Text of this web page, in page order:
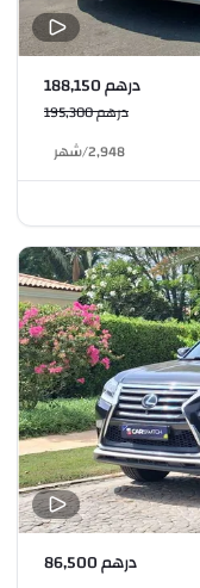
درهم 188,150
درهم 195,300
2,948
/شهر
درهم 86,500